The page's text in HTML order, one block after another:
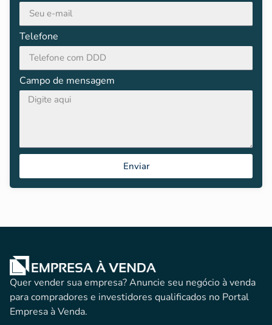
Telefone
Campo de mensagem
Enviar
Quer vender sua empresa? Anuncie seu negócio à venda
para compradores e investidores qualificados no Portal
Empresa à Venda.